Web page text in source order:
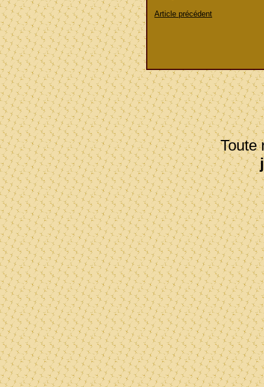
Article précédent
Toute